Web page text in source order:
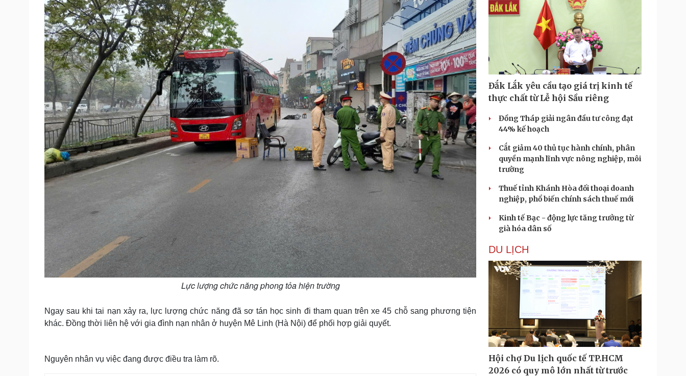
Lực lượng chức năng phong tỏa hiện trường
Ngay sau khi tai nạn xảy ra, lực lượng chức năng đã sơ tán học sinh đi tham quan trên xe 45 chỗ sang phương tiện
khác. Đồng thời liên hệ với gia đình nạn nhân ở huyện Mê Linh (Hà Nội) để phối hợp giải quyết.
Nguyên nhân vụ việc đang được điều tra làm rõ.
Đắk Lắk yêu cầu tạo giá trị kinh tế
thực chất từ Lễ hội Sầu riêng
Đồng Tháp giải ngân đầu tư công đạt
44% kế hoạch
Cắt giảm 40 thủ tục hành chính, phân
quyền mạnh lĩnh vực nông nghiệp, môi
trường
Thuế tỉnh Khánh Hòa đối thoại doanh
nghiệp, phổ biến chính sách thuế mới
Kinh tế Bạc - động lực tăng trưởng từ
già hóa dân số
DU LỊCH
Hội chợ Du lịch quốc tế TP.HCM
2026 có quy mô lớn nhất từ trước